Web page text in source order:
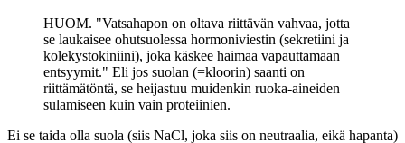
HUOM. "Vatsahapon on oltava riittävän vahvaa, jotta
se laukaisee ohutsuolessa hormoniviestin (sekretiini ja
kolekystokiniini), joka käskee haimaa vapauttamaan
entsyymit." Eli jos suolan (=kloorin) saanti on
riittämätöntä, se heijastuu muidenkin ruoka-aineiden
sulamiseen kuin vain proteiinien.
Ei se taida olla suola (siis NaCl, joka siis on neutraalia, eikä hapanta)